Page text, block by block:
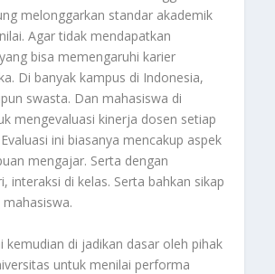
melonggarkan standar akademik
Agar tidak mendapatkan
bisa memengaruhi karier
Di banyak kampus di Indonesia,
swasta. Dan mahasiswa di
mengevaluasi kinerja dosen setiap
ini biasanya mencakup aspek
mengajar. Serta dengan
interaksi di kelas. Serta bahkan sikap
kemudian di jadikan dasar oleh pihak
untuk menilai performa